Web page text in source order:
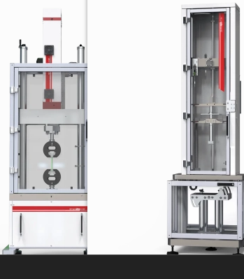
EA SERIE
Elektromechanische prüfsysteme